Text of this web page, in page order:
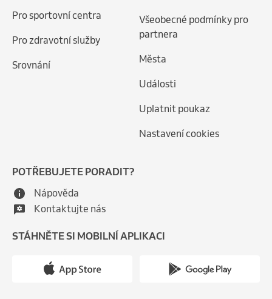
Pro sportovní centra
Pro zdravotní služby
Srovnání
Všeobecné podmínky pro
partnera
Města
Události
Uplatnit poukaz
Nastavení cookies
POTŘEBUJETE PORADIT?
Nápověda
Kontaktujte nás
STÁHNĚTE SI MOBILNÍ APLIKACI